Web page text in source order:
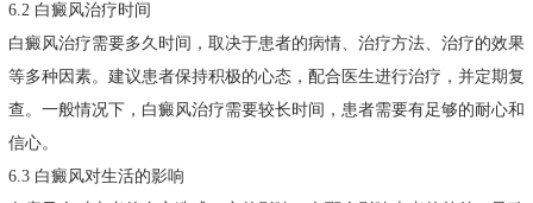
6.2 白癜风治疗时间
白癜风治疗需要多久时间，取决于患者的病情、治疗方法、治疗的效果
等多种因素。建议患者保持积极的心态，配合医生进行治疗，并定期复
查。一般情况下，白癜风治疗需要较长时间，患者需要有足够的耐心和
信心。
6.3 白癜风对生活的影响